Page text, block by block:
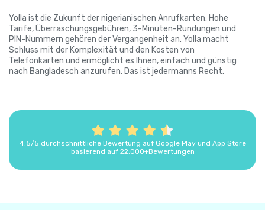
Yolla ist die Zukunft der nigerianischen Anrufkarten. Hohe
Tarife, Überraschungsgebühren, 3-Minuten-Rundungen und
PIN-Nummern gehören der Vergangenheit an. Yolla macht
Schluss mit der Komplexität und den Kosten von
Telefonkarten und ermöglicht es Ihnen, einfach und günstig
nach Bangladesch anzurufen. Das ist jedermanns Recht.
4.5/5 durchschnittliche Bewertung auf Google Play und App Store
basierend auf 22.000+Bewertungen